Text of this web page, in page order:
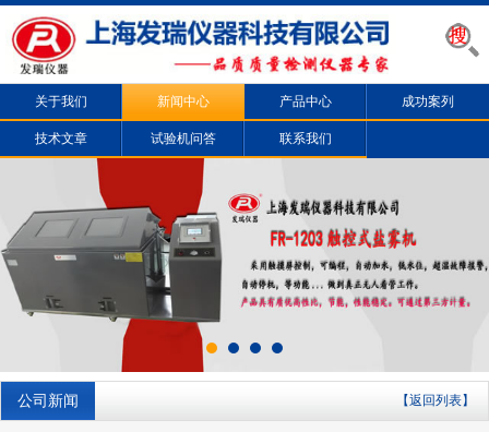
关于我们 新闻中心 产品中心 成功案列
技术文章 试验机问答 联系我们
公司新闻 【返回列表】